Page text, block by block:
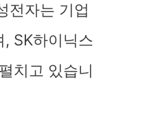
전자는 기업
SK하이닉스
치고 있습니